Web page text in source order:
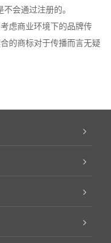
会通过注册的。
虑商业环境下的品牌传
的商标对于传播而言无疑